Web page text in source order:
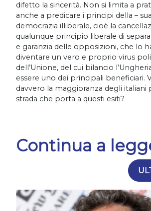
difetto la sincerità. Non si limita a
anche a predicare i principi della –
democrazia illiberale, cioè la
qualunque principio liberale di
e garanzia delle opposizioni, che lo
diventare un vero e proprio virus
dell’Unione, del cui bilancio
essere uno dei principali beneficiari.
davvero la maggioranza degli italiani
strada che porta a questi esiti?
Continua a